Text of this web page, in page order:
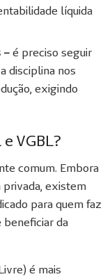
líquida
– é preciso seguir
disciplina nos
exigindo
VGBL?
comum. Embora
privada, existem
para quem faz
beneficiar da
é mais